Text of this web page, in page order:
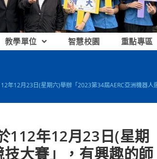
教學單位 智慧校園 重點專區
年12月23日(星期六)舉辦「2023第34屆AERC亞洲機器
112年12月23日(星期
大賽」，有興趣的師